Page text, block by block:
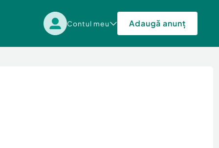
Contul meu Adaugă anunț